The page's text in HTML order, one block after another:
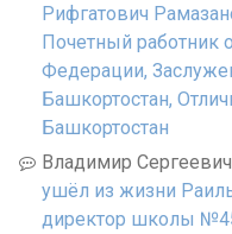
Рифгатович
Почетный работник
Федерации,
Башкортостан,
Башкортостан
Владимир
ушёл из жизни
директор школы